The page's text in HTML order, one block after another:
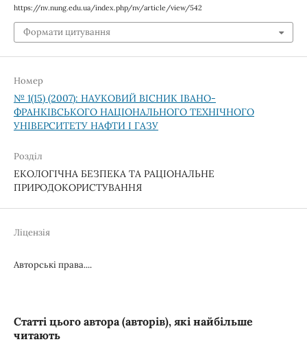
https://nv.nung.edu.ua/index.php/nv/article/view/542
Формати цитування
Номер
№ 1(15) (2007): НАУКОВИЙ ВІСНИК ІВАНО-
ФРАНКІВСЬКОГО НАЦІОНАЛЬНОГО ТЕХНІЧНОГО
УНІВЕРСИТЕТУ НАФТИ І ГАЗУ
Розділ
ЕКОЛОГІЧНА БЕЗПЕКА ТА РАЦІОНАЛЬНЕ
ПРИРОДОКОРИСТУВАННЯ
Ліцензія
Авторські права....
Статті цього автора (авторів), які найбільше
читають